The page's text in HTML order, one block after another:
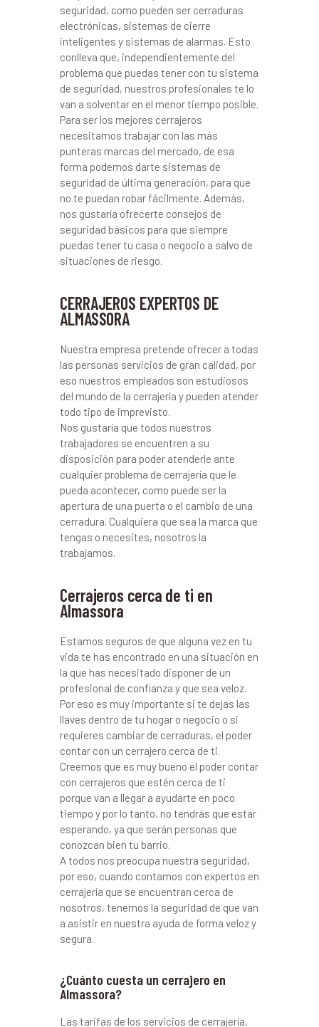
seguridad, como pueden ser cerraduras
electrónicas, sistemas de cierre
inteligentes y sistemas de alarmas. Esto
conlleva que, independientemente del
problema que puedas tener con tu sistema
de seguridad, nuestros profesionales te lo
van a solventar en el menor tiempo posible.
Para ser los mejores cerrajeros
necesitamos trabajar con las más
punteras marcas del mercado, de esa
forma podemos darte sistemas de
seguridad de última generación, para que
no te puedan robar fácilmente. Además,
nos gustaría ofrecerte consejos de
seguridad básicos para que siempre
puedas tener tu casa o negocio a salvo de
situaciones de riesgo.
CERRAJEROS EXPERTOS DE
ALMASSORA
Nuestra empresa pretende ofrecer a todas
las personas servicios de gran calidad, por
eso nuestros empleados son estudiosos
del mundo de la cerrajería y pueden atender
todo tipo de imprevisto.
Nos gustaría que todos nuestros
trabajadores se encuentren a su
disposición para poder atenderle ante
cualquier problema de cerrajería que le
pueda acontecer, como puede ser la
apertura de una puerta o el cambio de una
cerradura. Cualquiera que sea la marca que
tengas o necesites, nosotros la
trabajamos.
Cerrajeros cerca de ti en
Almassora
Estamos seguros de que alguna vez en tu
vida te has encontrado en una situación en
la que has necesitado disponer de un
profesional de confianza y que sea veloz.
Por eso es muy importante si te dejas las
llaves dentro de tu hogar o negocio o si
requieres cambiar de cerraduras, el poder
contar con un cerrajero cerca de ti.
Creemos que es muy bueno el poder contar
con cerrajeros que estén cerca de ti
porque van a llegar a ayudarte en poco
tiempo y por lo tanto, no tendrás que estar
esperando, ya que serán personas que
conozcan bien tu barrio.
A todos nos preocupa nuestra seguridad,
por eso, cuando contamos con expertos en
cerrajería que se encuentran cerca de
nosotros, tenemos la seguridad de que van
a asistir en nuestra ayuda de forma veloz y
segura.
¿Cuánto cuesta un cerrajero en
Almassora?
Las tarifas de los servicios de cerrajería,